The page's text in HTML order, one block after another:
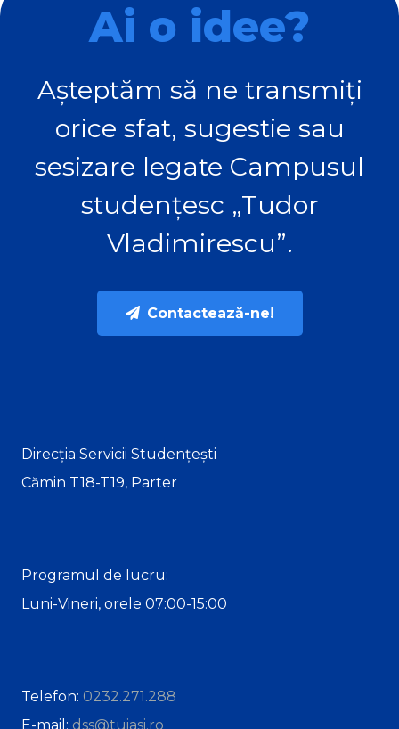
Ai o idee?
Așteptăm să ne transmiți
orice sfat, sugestie sau
sesizare legate Campusul
studențesc „Tudor
Vladimirescu”.
Contactează-ne!
Direcția Servicii Studențești
Cămin T18-T19, Parter
Programul de lucru:
Luni-Vineri, orele 07:00-15:00
Telefon: 0232.271.288
E-mail: dss@tuiasi.ro